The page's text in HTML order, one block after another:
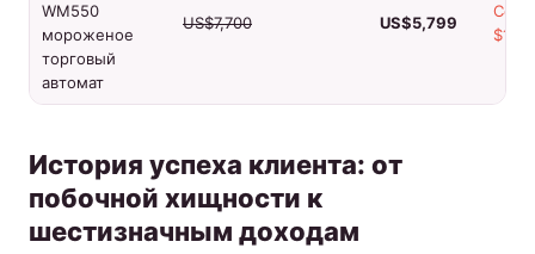
WM550
мороженое
торговый
автомат
US$7,700 US$5,799
$1,
История успеха клиента: от
побочной хищности к
шестизначным доходам